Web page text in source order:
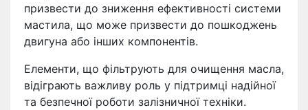
призвести до зниження ефективності системи
мастила, що може призвести до пошкоджень
двигуна або інших компонентів.
Елементи, що фільтрують для очищення масла,
відіграють важливу роль у підтримці надійної
та безпечної роботи залізничної техніки.